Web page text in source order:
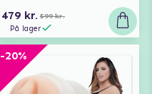
479 kr. 599 kr.
På lager
-20%